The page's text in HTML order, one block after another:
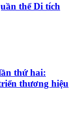
thể Di tích
thứ hai:
thương hiệu